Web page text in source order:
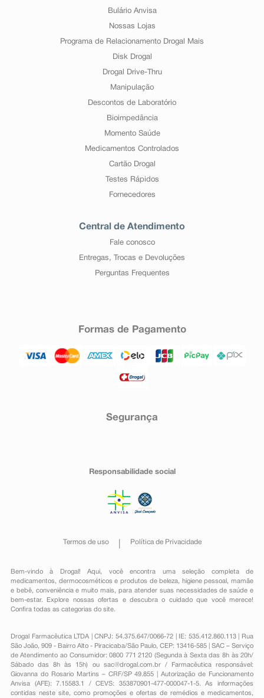
Bulário Anvisa
Nossas Lojas
Programa de Relacionamento Drogal Mais
Disk Drogal
Drogal Drive-Thru
Manipulação
Descontos de Laboratório
Bioimpedância
Momento Saúde
Medicamentos Controlados
Cartão Drogal
Testes Rápidos
Fornecedores
Central de Atendimento
Fale conosco
Entregas, Trocas e Devoluções
Perguntas Frequentes
Formas de Pagamento
Segurança
Responsabilidade social
Termos de uso Política de Privacidade
Bem-vindo à Drogal! Aqui, você encontra uma seleção completa de
medicamentos , dermocosméticos e produtos de beleza, higiene pessoal ,mamãe
e bebê, conveniênciae muito mais, para atender suas necessidades de saúde e
bem-estar. Explore nossas ofertas e descubra o cuidado que você merece!
Confira todas as categorias do site.
Drogal Farmacêutica LTDA | CNPJ: 54.375.647/0066-72 | IE: 535.412.860.113 | Rua
São João, 909 - Bairro Alto - Piracicaba/São Paulo, CEP: 13416-585 | SAC – Serviço
de Atendimento ao Consumidor: 0800 771 2120 (Segunda à Sexta das 8h às 20h/
Sábado das 8h às 15h) ou sac@drogal.com.br/ Farmacêutica responsável:
Giovanna do Rosario Martins – CRF/SP 49.855 | Autorização de Funcionamento
Anvisa (AFE): 7.15583.1 / CEVS: 353870901-477-000047-1-5. As informações
contidas neste site, como promoções e ofertas de remédios e medicamentos,